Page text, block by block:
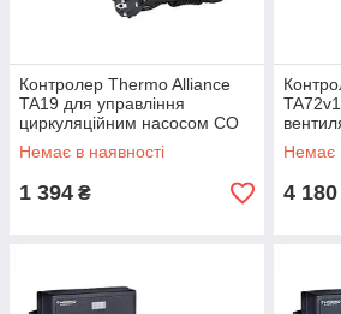
Контролер Thermo Alliance
TA19 для управління
циркуляційним насосом СО
Немає в наявності
1 394 ₴
Немає
4 180